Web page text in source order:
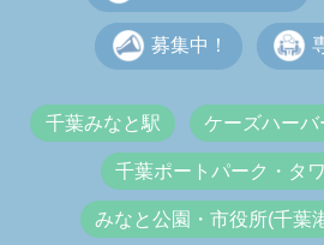
募集中！
千葉みなと駅 ケーズハー
千葉ポートパーク・タ
みなと公園・市役所(千葉